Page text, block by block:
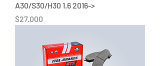
A30/S30/H30 1.6 2016->
Precio
$27.000